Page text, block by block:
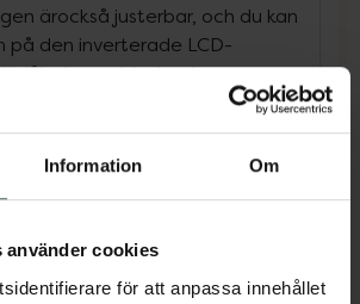
Information Om
använder cookies
för att anpassa innehållet
ärockså justerbar, och du kan
på den inverterade LCD-
blåbakgrundsbelysning.
nedräkningstimer och
för att
säker och bekvämanvändning.
program.